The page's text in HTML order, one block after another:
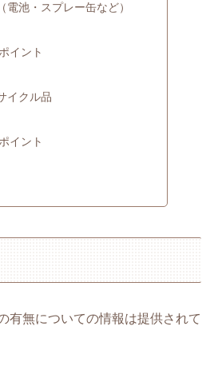
電池・スプレー缶など）
イント
イクル品
イント
有無についての情報は提供されて